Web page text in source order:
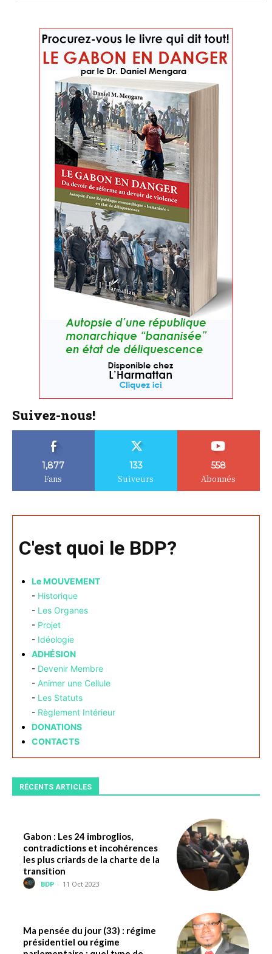
Suivez-nous!
1,877
Fans
133
Suiveurs
558
Abonnés
C'est quoi le BDP?
Le MOUVEMENT
- Historique
- Les Organes
- Projet
- Idéologie
ADHÉSION
- Devenir Membre
- Animer une Cellule
- Les Statuts
- Règlement Intérieur
DONATIONS
CONTACTS
RÉCENTS ARTICLES
Gabon : Les 24 imbroglios,
contradictions et incohérences
les plus criards de la charte de la
transition
BDP - 11 Oct 2023
Ma pensée du jour (33) : régime
présidentiel ou régime